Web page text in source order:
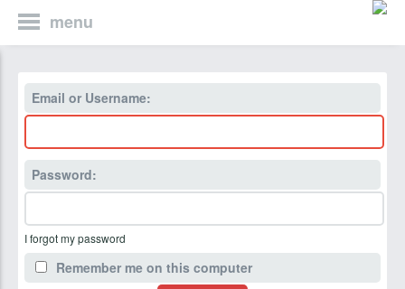
menu
Email or Username:
Password:
I forgot my password
Remember me on this computer